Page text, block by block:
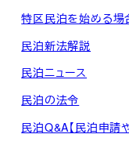
特区民泊を始める場
民泊新法解説
民泊ニュース
民泊の法令
民泊Q&A【民泊申請